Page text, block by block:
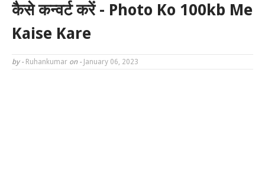
कैसे कन्वर्ट करें - Photo Ko 100kb Me
Kaise Kare
by - Ruhankumar on - January 06, 2023